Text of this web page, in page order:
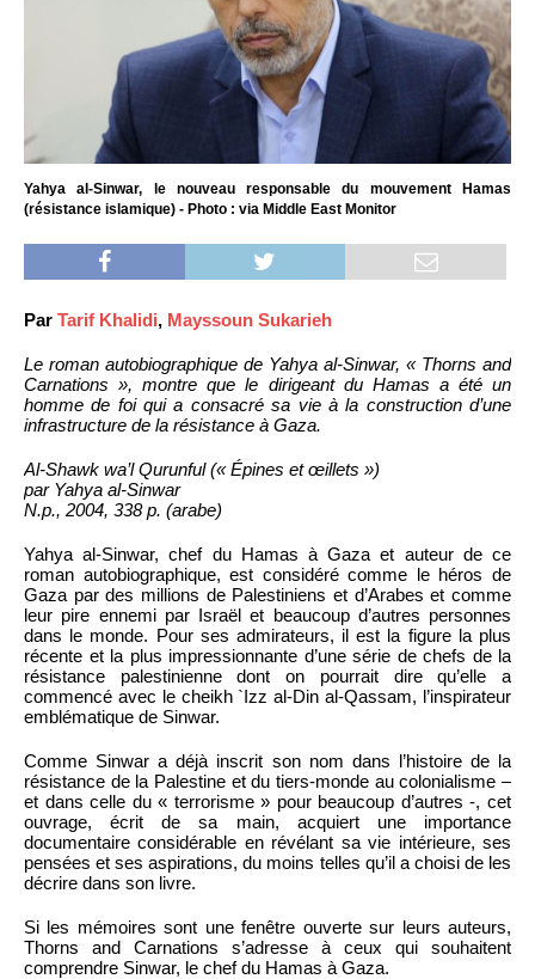
Yahya al-Sinwar, le nouveau responsable du mouvement Hamas
(résistance islamique) - Photo : via Middle East Monitor
Par Tarif Khalidi, Mayssoun Sukarieh
Le roman autobiographique de Yahya al-Sinwar, « Thorns and
Carnations », montre que le dirigeant du Hamas a été un
homme de foi qui a consacré sa vie à la construction d’une
infrastructure de la résistance à Gaza.
Al-Shawk wa’l Qurunful (« Épines et œillets »)
par Yahya al-Sinwar
N.p., 2004, 338 p. (arabe)
Yahya al-Sinwar, chef du Hamas à Gaza et auteur de ce
roman autobiographique, est considéré comme le héros de
Gaza par des millions de Palestiniens et d’Arabes et comme
leur pire ennemi par Israël et beaucoup d’autres personnes
dans le monde. Pour ses admirateurs, il est la figure la plus
récente et la plus impressionnante d’une série de chefs de la
résistance palestinienne dont on pourrait dire qu’elle a
commencé avec le cheikh `Izz al-Din al-Qassam, l’inspirateur
emblématique de Sinwar.
Comme Sinwar a déjà inscrit son nom dans l’histoire de la
résistance de la Palestine et du tiers-monde au colonialisme –
et dans celle du « terrorisme » pour beaucoup d’autres -, cet
ouvrage, écrit de sa main, acquiert une importance
documentaire considérable en révélant sa vie intérieure, ses
pensées et ses aspirations, du moins telles qu’il a choisi de les
décrire dans son livre.
Si les mémoires sont une fenêtre ouverte sur leurs auteurs,
Thorns and Carnations s’adresse à ceux qui souhaitent
comprendre Sinwar, le chef du Hamas à Gaza.